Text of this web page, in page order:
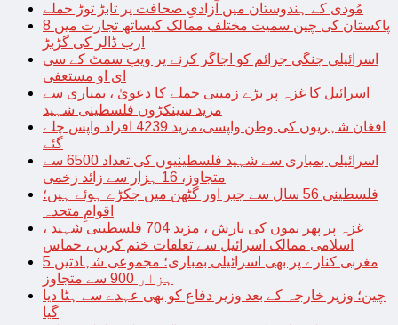
مُودی کے ہندوستان میں آزادیِ صحافت پر تابڑ توڑ حملے
پاکستان کی چین سمیت مختلف ممالک کیساتھ تجارت میں 8
ارب ڈالر کی گڑبڑ
اسرائیلی جنگی جرائم کو اجاگر کرنے پر ویب سمٹ کے سی
ای او مستعفی
اسرائیل کا غزہ پر بڑے زمینی حملے کا دعویٰ ، بمباری سے
مزید سینکڑوں فلسطینی شہید
افغان شہریوں کی وطن واپسی،مزید 4239 افراد واپس چلے
گئے
اسرائیلی بمباری سے شہید فلسطینیوں کی تعداد 6500 سے
متجاوز، 16 ہزار سے زائد زخمی
فلسطینی 56 سال سے جبر اور گٹھن میں جکڑے ہوئے ہیں؛
اقوامِ متحدہ
غزہ پر پھر بموں کی بارش ، مزید 704 فلسطینی شہید ،
اسلامی ممالک اسرائیل سے تعلقات ختم کریں ، حماس
مغربی کنارے پر بھی اسرائیلی بمباری؛ مجموعی شہادتیں 5
ہزار 900 سے متجاوز
چین؛ وزیر خارجہ کے بعد وزیر دفاع کو بھی عہدے سے ہٹا دیا
گیا